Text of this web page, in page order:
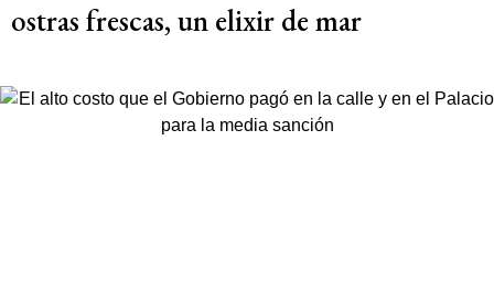
ostras frescas, un elixir de mar